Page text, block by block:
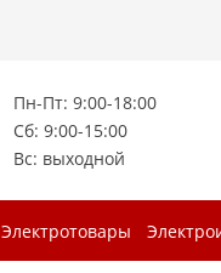
Пн-Пт: 9:00-18:00
Сб: 9:00-15:00
Вс: выходной
Электротовары